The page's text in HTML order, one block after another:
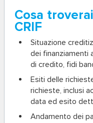
Cosa
CRIF
Situazione
dei finanziamenti
di credito, fidi
Esiti delle
richieste, inclusi
data ed esito
Andamento dei